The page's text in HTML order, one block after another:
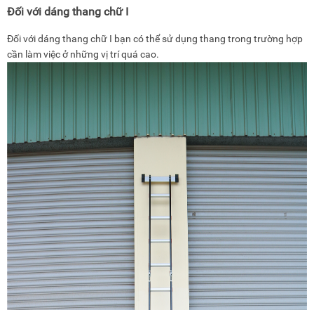
Đối với dáng thang chữ I
Đối với dáng thang chữ I bạn có thể sử dụng thang trong trường hợp
cần làm việc ở những vị trí quá cao.